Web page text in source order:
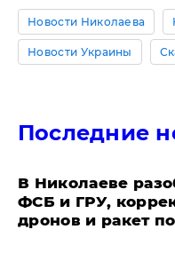
Новости Николаева
Новости Украины
Последние
В Николаеве
ФСБ и ГРУ,
дронов и ракет